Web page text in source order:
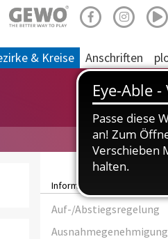
& Kreise Anschriften
Informationen
Auf-/Abstiegsregelung
Ausnahmegenehmigung